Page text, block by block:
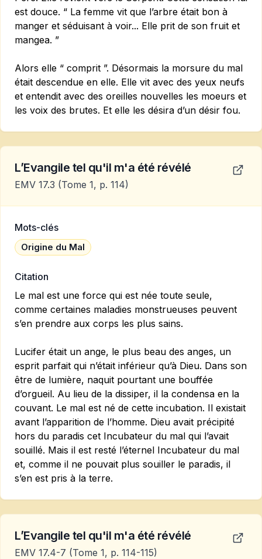
est douce. “ La femme vit que l’arbre était bon à
manger et séduisant à voir... Elle prit de son fruit et
mangea. ”
Alors elle “ comprit ”. Désormais la morsure du mal
était descendue en elle. Elle vit avec des yeux neufs
et entendit avec des oreilles nouvelles les moeurs et
les voix des brutes. Et elle les désira d’un désir fou.
L’Evangile tel qu'il m'a été révélé
EMV 17.3 (Tome 1, p. 114)
Mots-clés
Origine du Mal
Citation
Le mal est une force qui est née toute seule,
comme certaines maladies monstrueuses peuvent
s’en prendre aux corps les plus sains.
Lucifer était un ange, le plus beau des anges, un
esprit parfait qui n’était inférieur qu’à Dieu. Dans son
être de lumière, naquit pourtant une bouffée
d’orgueil. Au lieu de la dissiper, il la condensa en la
couvant. Le mal est né de cette incubation. Il existait
avant l’apparition de l’homme. Dieu avait précipité
hors du paradis cet Incubateur du mal qui l’avait
souillé. Mais il est resté l’éternel Incubateur du mal
et, comme il ne pouvait plus souiller le paradis, il
s’en est pris à la terre.
L’Evangile tel qu'il m'a été révélé
EMV 17.4-7 (Tome 1, p. 114-115)